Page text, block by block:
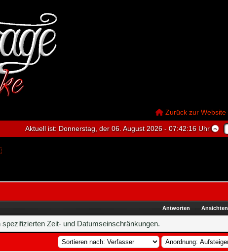
Zurück zur Website
Aktuell ist: Donnerstag, der 06. August 2026 - 07:42:17 Uhr
Antworten Ansichten
Zeit- und Datumseinschränkungen.